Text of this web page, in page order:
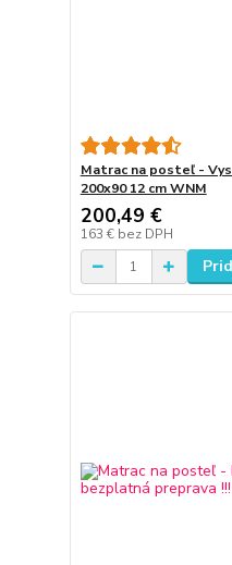
Matrac na posteľ -
200x90 12 cm WNM
200,49 €
163 € bez DPH